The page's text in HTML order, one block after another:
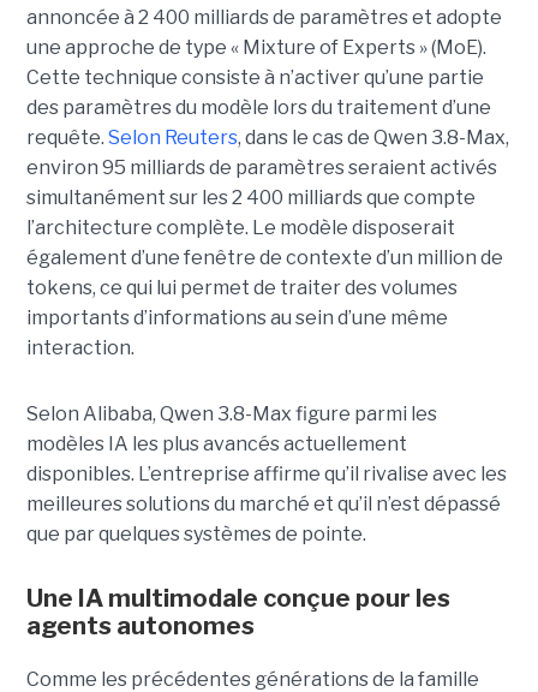
annoncée à 2 400 milliards de paramètres et adopte
une approche de type « Mixture of Experts » (MoE).
Cette technique consiste à n’activer qu’une partie
des paramètres du modèle lors du traitement d’une
requête. Selon Reuters, dans le cas de Qwen 3.8-Max,
environ 95 milliards de paramètres seraient activés
simultanément sur les 2 400 milliards que compte
l’architecture complète. Le modèle disposerait
également d’une fenêtre de contexte d’un million de
tokens, ce qui lui permet de traiter des volumes
importants d’informations au sein d’une même
interaction.
Selon Alibaba, Qwen 3.8-Max figure parmi les
modèles IA les plus avancés actuellement
disponibles. L’entreprise affirme qu’il rivalise avec les
meilleures solutions du marché et qu’il n’est dépassé
que par quelques systèmes de pointe.
Une IA multimodale conçue pour les
agents autonomes
Comme les précédentes générations de la famille